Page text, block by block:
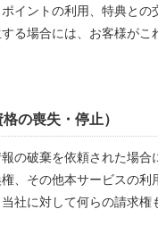
イントの利用、特典との
る場合には、お客様がこ
の喪失・停止）
の破棄を依頼された場合
、その他本サービスの
社に対して何らの請求権